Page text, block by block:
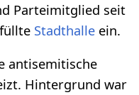
Parteimitglied seit
Stadthalleein.
antisemitische
Hintergrund war